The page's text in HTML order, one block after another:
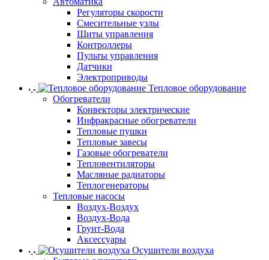
Регуляторы скорости
Смесительные узлы
Щиты управления
Контроллеры
Пульты управления
Датчики
Электроприводы
Тепловое оборудование
Обогреватели
Конвекторы электрические
Инфракрасные обогреватели
Тепловые пушки
Тепловые завесы
Газовые обогреватели
Тепловентиляторы
Масляные радиаторы
Теплогенераторы
Тепловые насосы
Воздух-Воздух
Воздух-Вода
Грунт-Вода
Аксессуары
Осушители воздуха